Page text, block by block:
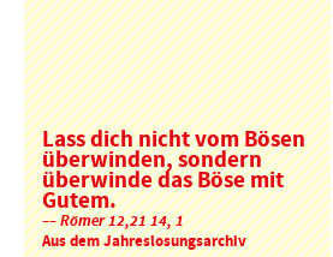
Lass dich nicht vom Bösen
überwinden, sondern
überwinde das Böse mit
Gutem.
–– Römer 12,21 14, 1
Aus dem Jahreslosungsarchiv